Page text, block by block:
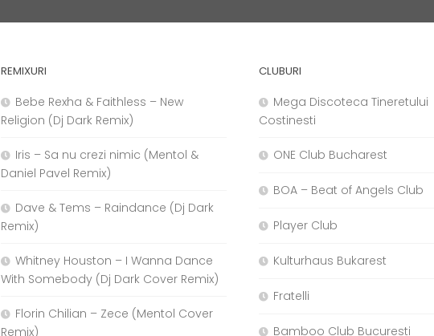
REMIXURI
Bebe Rexha & Faithless – New
Religion (Dj Dark Remix)
Iris – Sa nu crezi nimic (Mentol &
Daniel Pavel Remix)
Dave & Tems – Raindance (Dj Dark
Remix)
Whitney Houston – I Wanna Dance
With Somebody (Dj Dark Cover Remix)
Florin Chilian – Zece (Mentol Cover
Remix)
CLUBURI
Mega Discoteca Tineretului
Costinesti
ONE Club Bucharest
BOA – Beat of Angels Club
Player Club
Kulturhaus Bukarest
Fratelli
Bamboo Club Bucuresti